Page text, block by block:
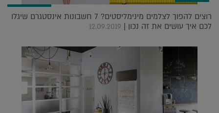
רוצים להפוך לצלמים מינימליסטים? 7 חשבונות אינסטגרם שיגלו
לכם איך עושים את זה נכון | 12.09.2019